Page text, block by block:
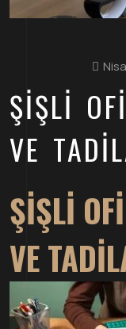
ŞIŞLI
VE
ŞIŞLI
VE